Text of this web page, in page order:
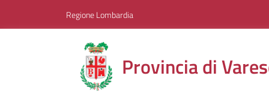
Regione Lombardia
Provincia di